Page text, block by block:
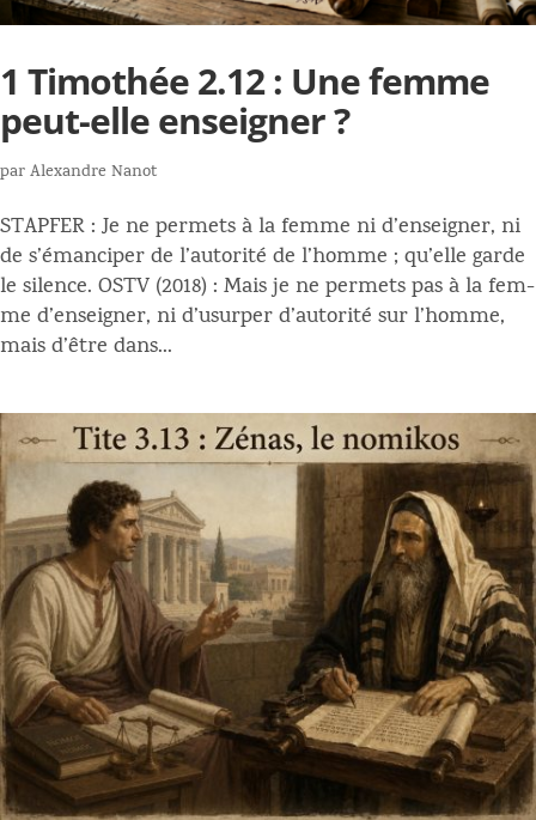
1 Timothée 2.12 : Une femme
peut-elle enseigner ?
parAlexandre Nanot
STAPFER : Je ne permets à la femme ni d’enseigner, ni
de s’émanciper de l’autorité de l’homme ; qu’elle garde
le silence. OSTV (2018) : Mais je ne permets pas à la fem­
me d’enseigner, ni d’usurper d’autorité sur l’homme,
mais d’être dans...